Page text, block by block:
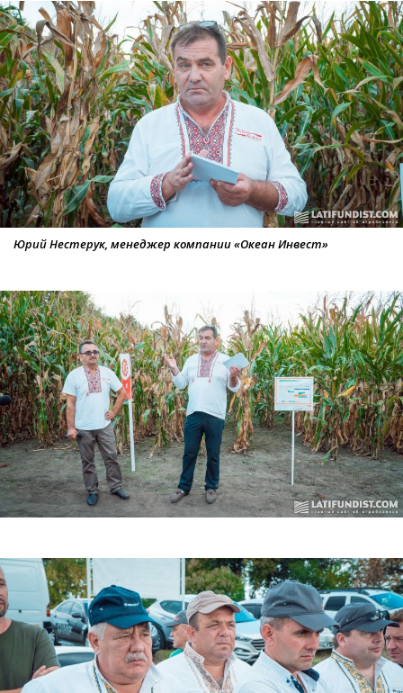
Юрий Нестерук, менеджер компании «Океан Инвест»